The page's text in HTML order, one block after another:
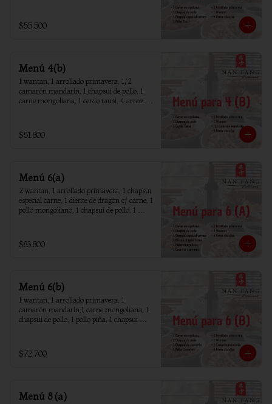
$55.500
Menú 4(b)
1 wantan, 1 arrollado primavera, 1/2
camarón mandarín, 1 chapsui de pollo, 1
carne mongoliana, 1 cerdo tausi, 4 arroz
$51.800
Menú 6(a)
2 wantan, 1 arrollado primavera, 1 chapsui
especial carne, 1 diente de dragón c/ carne, 1
pollo mongoliano, 1 chapsui de pollo, 1
$83.800
Menú 6(b)
1 wantan, 1 arrollado primavera, 1
camarón mandarín,1 carne mongoliana, 1
chapsui de pollo, 1 pollo piña, 1 chapsui
$72.700
Menú 8 (a)